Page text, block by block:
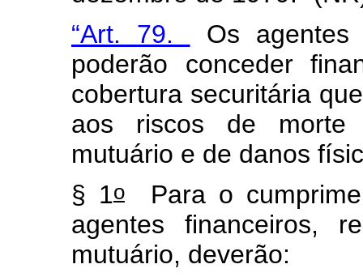
“Art. 79.
Os agentes
poderão conceder
cobertura securitária
aos riscos de morte
mutuário e de danos
§ 1oPara o
agentes financeiros,
mutuário, deverão: